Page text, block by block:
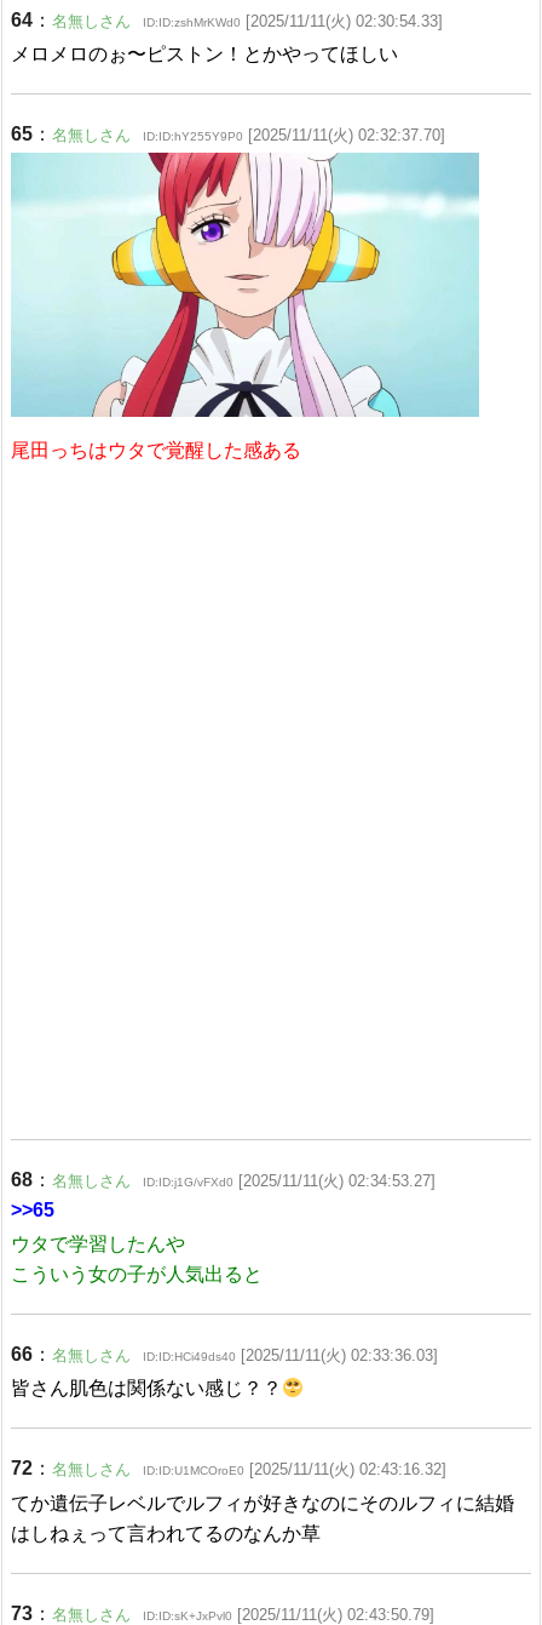
64 ： 名無しさん ID:ID:zshMrKWd0 [2025/11/11(火) 02:30:54.33]
メロメロのぉ〜ピストン！とかやってほしい
65 ： 名無しさん ID:ID:hY255Y9P0 [2025/11/11(火) 02:32:37.70]
尾田っちはウタで覚醒した感ある
68 ： 名無しさん ID:ID:j1G/vFXd0 [2025/11/11(火) 02:34:53.27]
>>65
ウタで学習したんや
こういう女の子が人気出ると
66 ： 名無しさん ID:ID:HCi49ds40 [2025/11/11(火) 02:33:36.03]
皆さん肌色は関係ない感じ？？
72 ： 名無しさん ID:ID:U1MCOroE0 [2025/11/11(火) 02:43:16.32]
てか遺伝子レベルでルフィが好きなのにそのルフィに結婚
はしねぇって言われてるのなんか草
73 ： 名無しさん ID:ID:sK+JxPvl0 [2025/11/11(火) 02:43:50.79]